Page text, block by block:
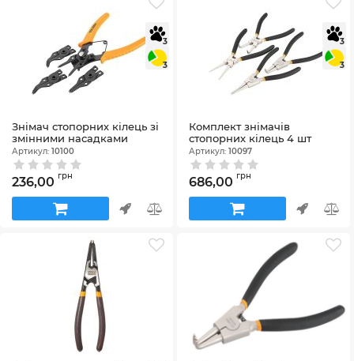
3
3
Знімач стопорних кілець зі
змінними насадками
Артикул: 10100
236,00 грн
3
3
Комплект знімачів
стопорних кілець 4 шт
Артикул: 10097
686,00 грн